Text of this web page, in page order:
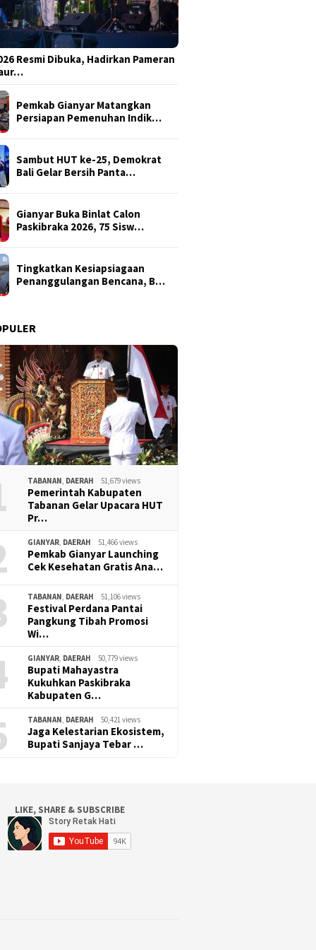
Resmi Dibuka, Hadirkan Pameran
Pemkab Gianyar Matangkan
Persiapan Pemenuhan Indik…
Sambut HUT ke-25, Demokrat
Bali Gelar Bersih Panta…
Gianyar Buka Binlat Calon
Paskibraka 2026, 75 Sisw…
Tingkatkan Kesiapsiagaan
Penanggulangan Bencana, B…
TABANAN, DAERAH 51,679 views
Pemerintah Kabupaten
Tabanan Gelar Upacara HUT
Pr…
GIANYAR, DAERAH 51,466 views
Pemkab Gianyar Launching
Cek Kesehatan Gratis Ana…
TABANAN, DAERAH 51,106 views
Festival Perdana Pantai
Pangkung Tibah Promosi
Wi…
GIANYAR, DAERAH 50,779 views
Bupati Mahayastra
Kukuhkan Paskibraka
Kabupaten G…
TABANAN, DAERAH 50,421 views
Jaga Kelestarian Ekosistem,
Bupati Sanjaya Tebar …
LIKE, SHARE & SUBSCRIBE